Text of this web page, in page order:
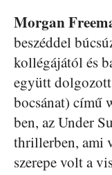
Morgan
beszéddel
kollégájától és
együtt
bocsánat) című
ben, az Under
thrillerben, ami
szerepe volt a